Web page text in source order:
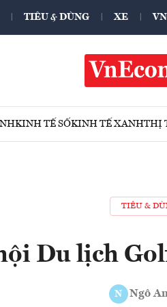
TIÊU & DÙNG XE
KINH TẾ SỐKINH TẾ XANHTHỊ
TIÊU &
Du lịch
N Ngô